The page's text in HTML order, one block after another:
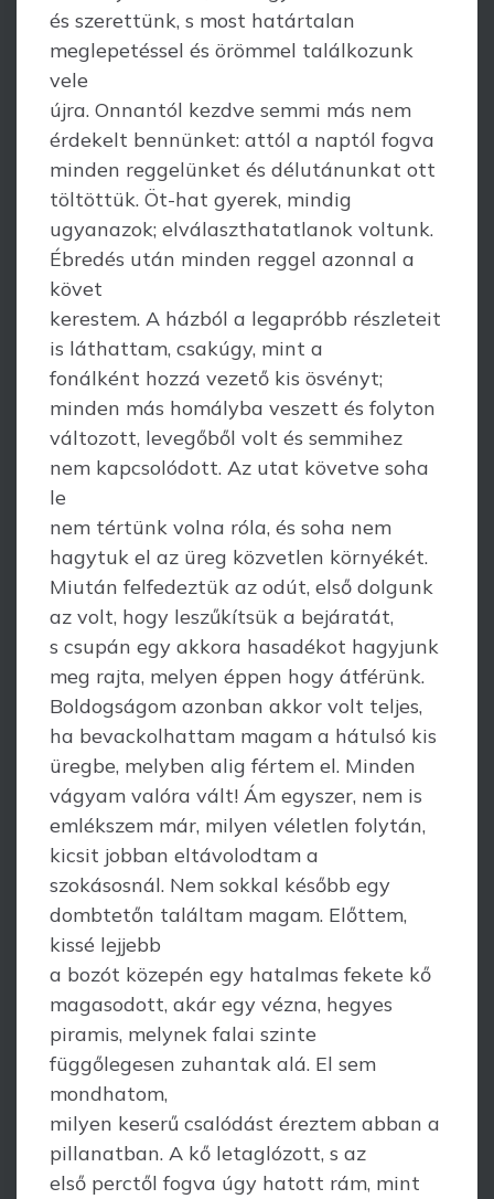
és szerettünk, s most határtalan
meglepetéssel és örömmel találkozunk
vele
újra. Onnantól kezdve semmi más nem
érdekelt bennünket: attól a naptól fogva
minden reggelünket és délutánunkat ott
töltöttük. Öt-hat gyerek, mindig
ugyanazok; elválaszthatatlanok voltunk.
Ébredés után minden reggel azonnal a
követ
kerestem. A házból a legapróbb részleteit
is láthattam, csakúgy, mint a
fonálként hozzá vezető kis ösvényt;
minden más homályba veszett és folyton
változott, levegőből volt és semmihez
nem kapcsolódott. Az utat követve soha
le
nem tértünk volna róla, és soha nem
hagytuk el az üreg közvetlen környékét.
Miután felfedeztük az odút, első dolgunk
az volt, hogy leszűkítsük a bejáratát,
s csupán egy akkora hasadékot hagyjunk
meg rajta, melyen éppen hogy átférünk.
Boldogságom azonban akkor volt teljes,
ha bevackolhattam magam a hátulsó kis
üregbe, melyben alig fértem el. Minden
vágyam valóra vált! Ám egyszer, nem is
emlékszem már, milyen véletlen folytán,
kicsit jobban eltávolodtam a
szokásosnál. Nem sokkal később egy
dombtetőn találtam magam. Előttem,
kissé lejjebb
a bozót közepén egy hatalmas fekete kő
magasodott, akár egy vézna, hegyes
piramis, melynek falai szinte
függőlegesen zuhantak alá. El sem
mondhatom,
milyen keserű csalódást éreztem abban a
pillanatban. A kő letaglózott, s az
első perctől fogva úgy hatott rám, mint